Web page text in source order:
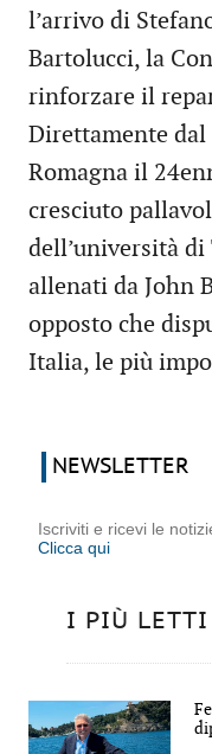
l’arrivo di
Bartolucci, la
rinforzare il
Direttamente
Romagna il
cresciuto
dell’università
allenati da John
opposto che
Italia, le più
NEWSLETTER
Iscriviti e ricevi le
Clicca qui
I PIÙ LETTI